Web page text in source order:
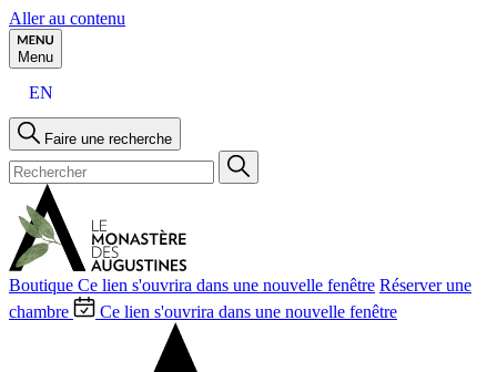
Aller au contenu
Menu
EN
Faire une recherche
Boutique Ce lien s'ouvrira dans une nouvelle fenêtre Réserver une
chambre
Ce lien s'ouvrira dans une nouvelle fenêtre